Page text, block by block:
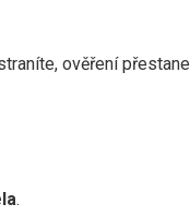
ověření přestane
.